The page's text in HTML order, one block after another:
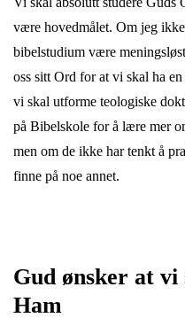
være hovedmålet. Om jeg
bibelstudium være
oss sitt Ord for at vi skal ha
vi skal utforme teologiske
på Bibelskole for å lære mer
men om de ikke har tenkt å
finne på noe annet.
Gud ønsker at
Ham